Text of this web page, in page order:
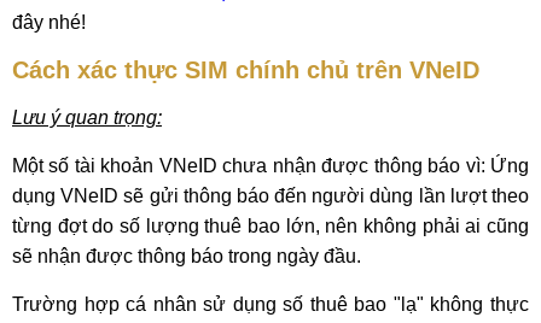
đây nhé!
Cách xác thực SIM chính chủ trên VNeID
Lưu ý quan trọng:
Một số tài khoản VNeID chưa nhận được thông báo vì: Ứng
dụng VNeID sẽ gửi thông báo đến người dùng lần lượt theo
từng đợt do số lượng thuê bao lớn, nên không phải ai cũng
sẽ nhận được thông báo trong ngày đầu.
Trường hợp cá nhân sử dụng số thuê bao "lạ" không thực